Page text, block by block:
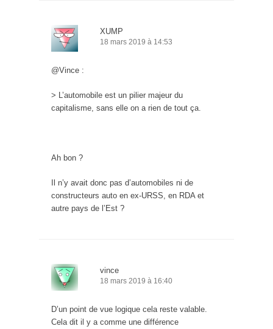
XUMP
18 mars 2019 à 14:53
@Vince :
> L’automobile est un pilier majeur du
capitalisme, sans elle on a rien de tout ça.
Ah bon ?
Il n’y avait donc pas d’automobiles ni de
constructeurs auto en ex-URSS, en RDA et
autre pays de l’Est ?
vince
18 mars 2019 à 16:40
D’un point de vue logique cela reste valable.
Cela dit il y a comme une différence